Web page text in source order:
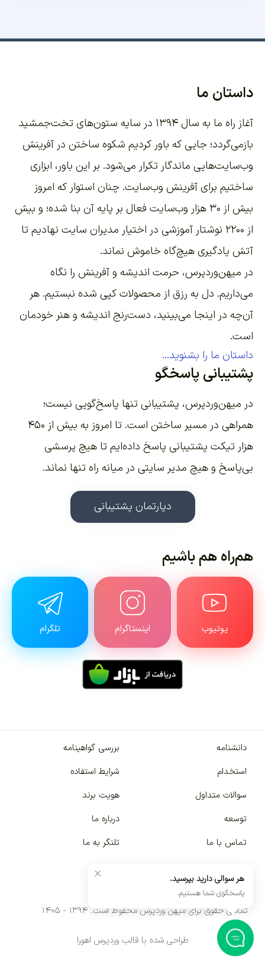
داستان ما
آغاز راه ما به سال ۱۳۹۴ در سایه ستون‌های تخت‌جمشید
بازمی‌گردد؛ جایی که باور کردیم شکوه ساختن در آفرینش
وب‌سایت‌هایی ماندگار تکرار می‌شود. بر این باور، ابزاری
ساختیم برای آفرینش وب‌سایت. چنان استوار که امروز
بیش از ۳۰ هزار وب‌سایت فعال بر پایه آن بنا شده؛ و بیش
از ۲۲۰۰
نوشتار آموزشی در اختیار مدیران سایت نهادیم تا
آتش یادگیری هیچ‌گاه خاموش نماند.
در میهن‌وردپرس، حرمت اندیشه و آفرینش را نگاه
می‌داریم. دل به رزق از محصولات کپی شده نبستیم. هر
آن‌چه در اینجا می‌بینید، دست‌رنج اندیشه و هنر خودمان
است.
داستان ما را بشنوید...
پشتیبانی پاسخگو
در میهن‌وردپرس، پشتیبانی تنها پاسخ‌گویی نیست؛
همراهی در مسیر ساختن است. تا امروز به بیش از ۴۵۰
هزار تیکت پشتیبانی پاسخ داده‌ایم تا هیچ پرسشی
بی‌پاسخ و هیچ مدیر سایتی در میانه راه تنها نماند.
دپارتمان پشتیبانی
هم‌راه هم باشیم
یوتیوب اینستاگرام تلگرام
دانشنامه
بررسی گواهینامه
استخدام
شرایط استفاده
سوالات متداول
هویت برند
توسعه
درباره ما
تماس با ما
تلنگر به ما
تمامی حقوق برای میهن وردپرس محفوظ است. ۱۳۹۴ - ۱۴۰۵
طراحی شده با قالب وردپرس اهورا
× هر سوالی دارید بپرسید.
پاسخگوی شما هستیم.